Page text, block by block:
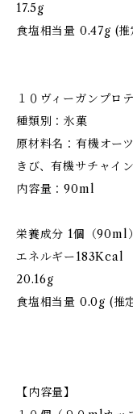
17.5g
食塩相当量 0.47g (
１０ヴィーガンプロ
種類別：氷菓
原材料名：有機オー
きび、有機サチャイ
内容量：90ml
栄養成分 1個（
エネルギー
20.16g
食塩相当量 0.0g (推
【内容量】